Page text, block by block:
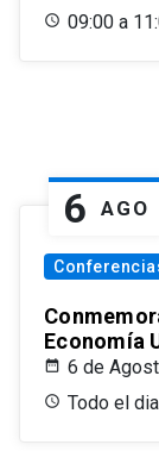
09:00 a
6 AGO
Economía
6 de
Todo el